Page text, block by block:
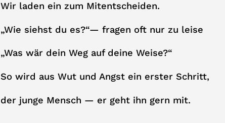
Wir laden ein zum Mitentscheiden.
„Wie siehst du es?“— fragen oft nur zu leise
„Was wär dein Weg auf deine Weise?“
So wird aus Wut und Angst ein erster Schritt,
der junge Mensch — er geht ihn gern mit.